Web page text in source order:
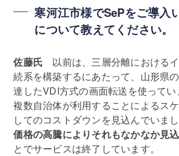
寒河江市様でSePをご導入
について教えてください。
佐藤氏 以前は、三層分離における
続系を構築するにあたって、山形県
達したVDI方式の画面転送を使ってい
複数自治体が利用することによるス
してのコストダウンを見込んでいま
価格の高騰によりそれもなかなか見
とでサービスは終了しています。